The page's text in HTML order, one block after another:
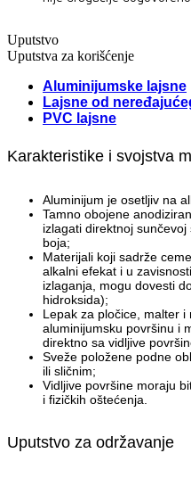
Uputstvo
Uputstva za korišćenje
Aluminijumske lajsne
Lajsne od
PVC lajsne
Karakteristike i svojstva
Aluminijum je osetljiv na
Tamno obojene
izlagati direktnoj
boja;
Materijali koji sadrže
alkalni efekat i u
izlaganja, mogu dovesti
hidroksida);
Lepak za pločice, malter
aluminijumsku površinu i
direktno sa vidljive
Sveže položene podne
ili sličnim;
Vidljive površine moraju
i fizičkih oštećenja.
Uputstvo za održavanje